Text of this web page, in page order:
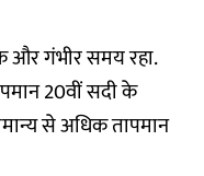
और गंभीर समय रहा.
20वीं सदी के
से अधिक तापमान